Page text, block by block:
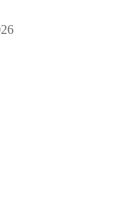
Jaśkowski -